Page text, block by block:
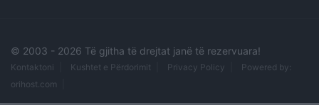
© 2003 - 2026 Të gjitha të drejtat janë të rezervuara!
Kontaktoni Kushtet e Përdorimit Privacy Policy
Powered by:
orihost.com